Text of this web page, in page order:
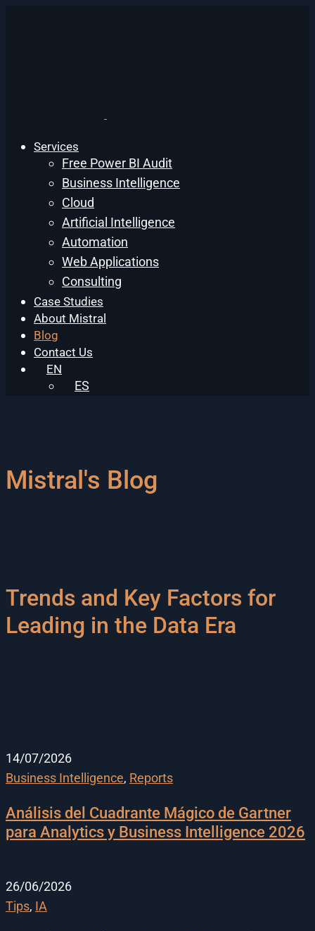
Services
Free Power BI Audit
Business Intelligence
Cloud
Artificial Intelligence
Automation
Web Applications
Consulting
Case Studies
About Mistral
Blog
Contact Us
EN
ES
Mistral's Blog
Trends and Key Factors for
Leading in the Data Era
14/07/2026
Business Intelligence, Reports
Análisis del Cuadrante Mágico de Gartner
para Analytics y Business Intelligence 2026
26/06/2026
Tips, IA